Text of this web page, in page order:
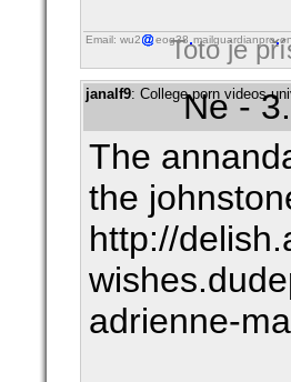
Email: wu2 eog38 mailguardianpro
Toto je
janalf9: College porn videos
Ne -
The
the
http://
adrienne-